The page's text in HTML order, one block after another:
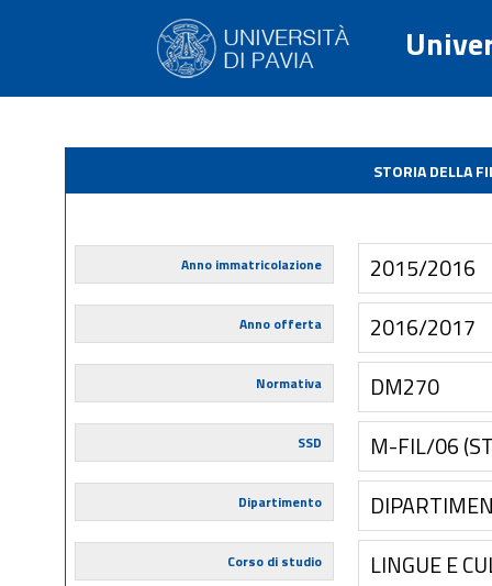
STORIA DELLA
Anno immatricolazione 2015/2016
Anno offerta 2016/2017
Normativa DM270
SSD M-FIL/06
Dipartimento
Corso di studio LINGUE E